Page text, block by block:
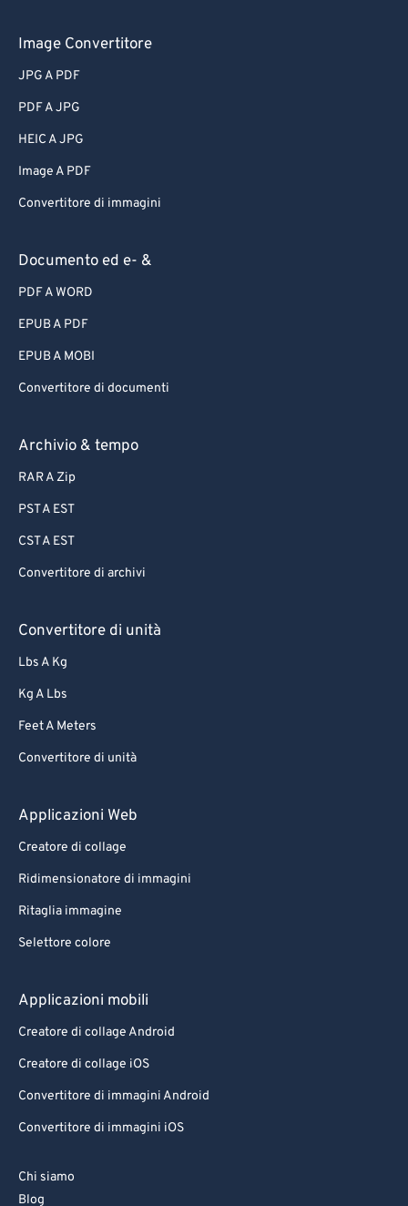
Image Convertitore
JPG A PDF
PDF A JPG
HEIC A JPG
Image A PDF
Convertitore di immagini
Documento ed e- &
PDF A WORD
EPUB A PDF
EPUB A MOBI
Convertitore di documenti
Archivio & tempo
RAR A Zip
PST A EST
CST A EST
Convertitore di archivi
Convertitore di unità
Lbs A Kg
Kg A Lbs
Feet A Meters
Convertitore di unità
Applicazioni Web
Creatore di collage
Ridimensionatore di immagini
Ritaglia immagine
Selettore colore
Applicazioni mobili
Creatore di collage Android
Creatore di collage iOS
Convertitore di immagini Android
Convertitore di immagini iOS
Chi siamo
Blog